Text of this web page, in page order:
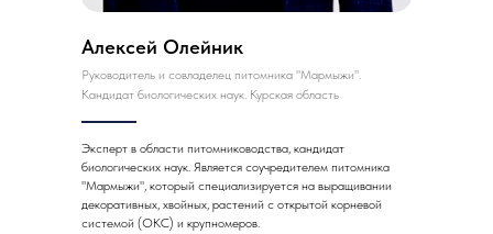
Алексей Олейник
Руководитель и совладелец питомника "Мармыжи".
Кандидат биологических наук. Курская область
Эксперт в области питомниководства, кандидат
биологических наук. Является соучредителем питомника
"Мармыжи", который специализируется на выращивании
декоративных, хвойных, растений с открытой корневой
системой (ОКС) и крупномеров.